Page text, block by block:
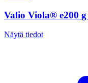
Valio Viola® e200
Näytä tiedot